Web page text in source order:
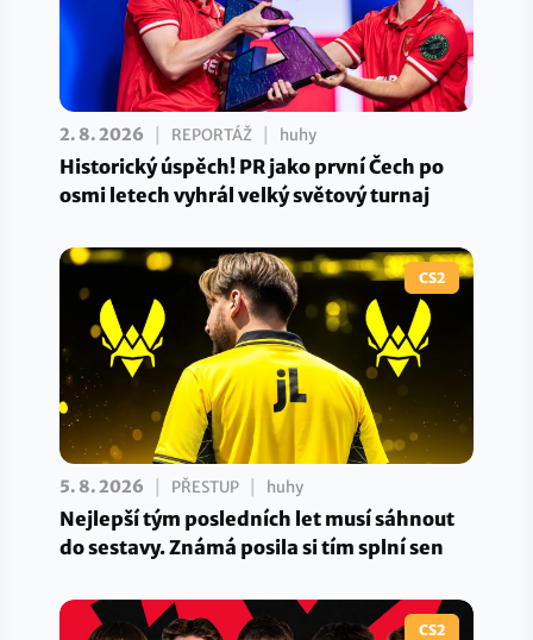
2. 8. 2026 REPORTÁŽ huhy
Historický úspěch! PR jako první Čech po
osmi letech vyhrál velký světový turnaj
CS2
5. 8. 2026 PŘESTUP huhy
Nejlepší tým posledních let musí sáhnout
do sestavy. Známá posila si tím splní sen
CS2